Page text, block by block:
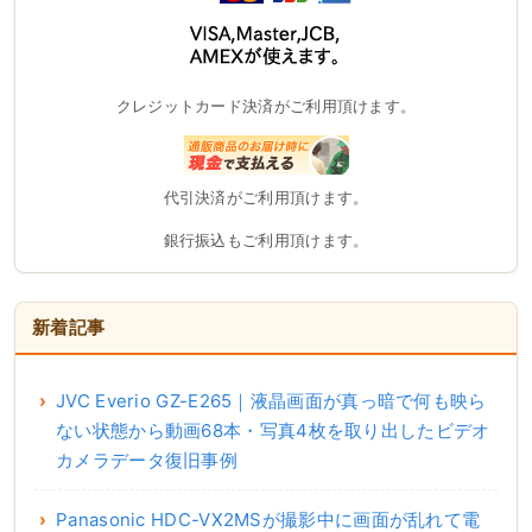
クレジットカード決済がご利用頂けます。
代引決済がご利用頂けます。
銀行振込もご利用頂けます。
新着記事
JVC Everio GZ-E265｜液晶画面が真っ暗で何も映ら
ない状態から動画68本・写真4枚を取り出したビデオ
カメラデータ復旧事例
Panasonic HDC-VX2MSが撮影中に画面が乱れて電